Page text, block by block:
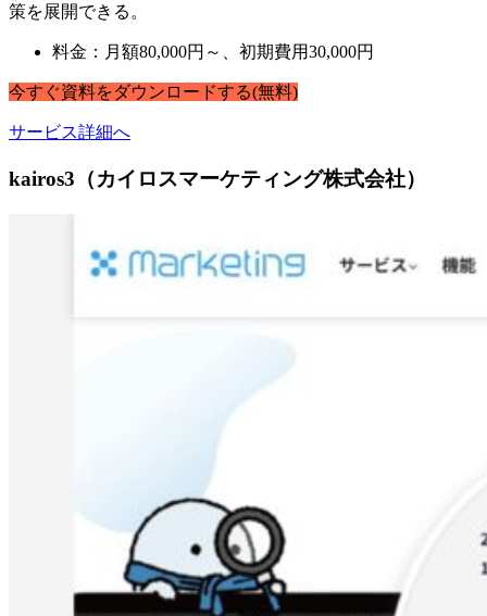
策を展開できる。
料金：月額80,000円～、初期費用30,000円
今すぐ資料をダウンロードする(無料)
サービス詳細へ
kairos3（カイロスマーケティング株式会社）